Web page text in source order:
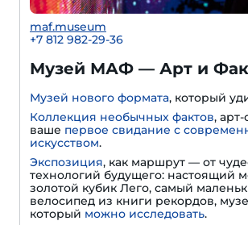
maf.museum
+7 812 982-29-36
Музей МАФ — Арт и
Музей нового формата, который
Коллекция необычных фактов,
ваше первое свидание с
искусством.
Экспозиция, как маршрут — от
технологий будущего: настоящий
золотой кубик Лего, самый
велосипед из книги рекордов,
который можно исследовать.